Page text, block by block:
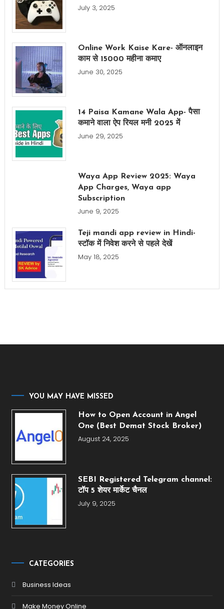
July 3, 2025
Online Work Kaise Kare- ऑनलाइन
काम से 15000 महीना कमाए
June 30, 2025
14 Paisa Kamane Wala App- पैसा
कमाने वाला ऐप रियल मनी 2025 में
June 29, 2025
Waya App Review 2025: Waya
App Charges, Waya app
Subscription
June 9, 2025
Teji mandi app review in Hindi-
स्टॉक में निवेश करने से पहले देखें
May 18, 2025
YOU MAY HAVE MISSED
How to Open Account in Angel
One (Best Demat Stock Broker)
August 24, 2025
SEBI Registered Telegram channel:
टॉप 5 शेयर मार्केट चैनल
July 9, 2025
CATEGORIES
Business Ideas
Make Money Online